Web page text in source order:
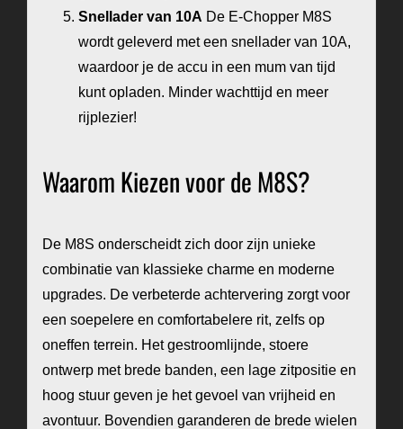
Snellader van 10A De E-Chopper M8S
wordt geleverd met een snellader van 10A,
waardoor je de accu in een mum van tijd
kunt opladen. Minder wachttijd en meer
rijplezier!
Waarom Kiezen voor de M8S?
De M8S onderscheidt zich door zijn unieke
combinatie van klassieke charme en moderne
upgrades. De verbeterde achtervering zorgt voor
een soepelere en comfortabelere rit, zelfs op
oneffen terrein. Het gestroomlijnde, stoere
ontwerp met brede banden, een lage zitpositie en
hoog stuur geven je het gevoel van vrijheid en
avontuur. Bovendien garanderen de brede wielen